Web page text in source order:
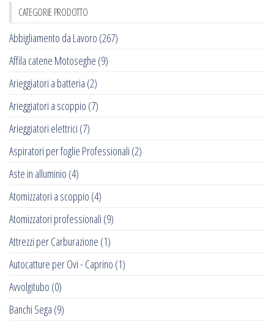
CATEGORIE PRODOTTO
Abbigliamento da Lavoro (267)
Affila catene Motoseghe (9)
Arieggiatori a batteria (2)
Arieggiatori a scoppio (7)
Arieggiatori elettrici (7)
Aspiratori per foglie Professionali (2)
Aste in alluminio (4)
Atomizzatori a scoppio (4)
Atomizzatori professionali (9)
Attrezzi per Carburazione (1)
Autocatture per Ovi - Caprino (1)
Avvolgitubo (0)
Banchi Sega (9)